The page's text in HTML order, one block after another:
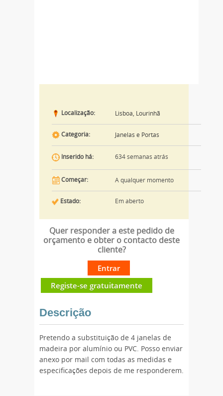
Localização: Lisboa, Lourinhã
Categoria: Janelas e Portas
Inserido há: 634 semanas atrás
Começar: A qualquer momento
Estado: Em aberto
Quer responder a este pedido de
orçamento e obter o contacto deste
cliente?
Entrar
Registe-se gratuitamente
Descrição
Pretendo a substituição de 4 janelas de
madeira por alumínio ou PVC. Posso enviar
anexo por mail com todas as medidas e
especificações depois de me responderem.